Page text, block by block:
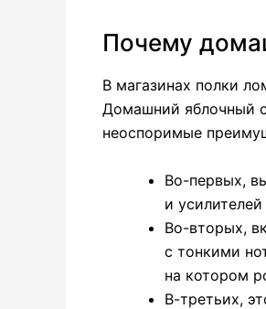
Почему
В магазинах полки
Домашний яблочный
неоспоримые
Во-первых,
и
Во-вторых,
с тонкими
на котором
В-третьих,